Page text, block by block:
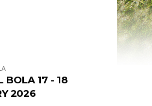
BOLA 17 - 18
2026